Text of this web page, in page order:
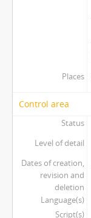
Places
Control area
Status
Level of detail
Dates of creation,
revision and
deletion
Language(s)
Script(s)